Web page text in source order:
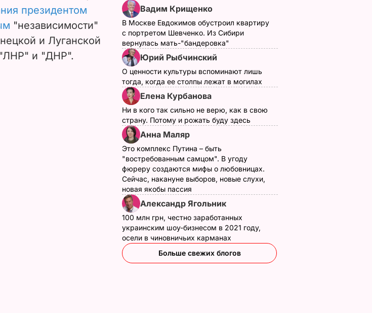
президентом
"независимости"
и Луганской
"ЛНР" и "ДНР".
Вадим Крищенко
В Москве Евдокимов обустроил квартиру
с портретом Шевченко. Из Сибири
вернулась мать-"бандеровка"
Юрий Рыбчинский
О ценности культуры вспоминают лишь
тогда, когда ее столпы лежат в могилах
Елена Курбанова
Ни в кого так сильно не верю, как в свою
страну. Потому и рожать буду здесь
Анна Маляр
Это комплекс Путина – быть
"востребованным самцом". В угоду
фюреру создаются мифы о любовницах.
Сейчас, накануне выборов, новые слухи,
новая якобы пассия
Александр Ягольник
100 млн грн, честно заработанных
украинским шоу-бизнесом в 2021 году,
осели в чиновничьих карманах
Больше свежих блогов